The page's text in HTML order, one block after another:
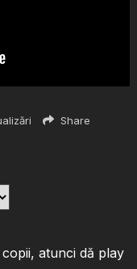
Share
atunci dă play